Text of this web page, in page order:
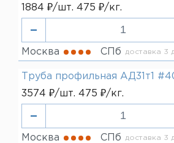
1884 ₽/шт. 475 ₽/кг.
Москва СПб доставка 3
Труба профильная АД31т1
3574 ₽/шт. 475 ₽/кг.
Москва СПб доставка 3